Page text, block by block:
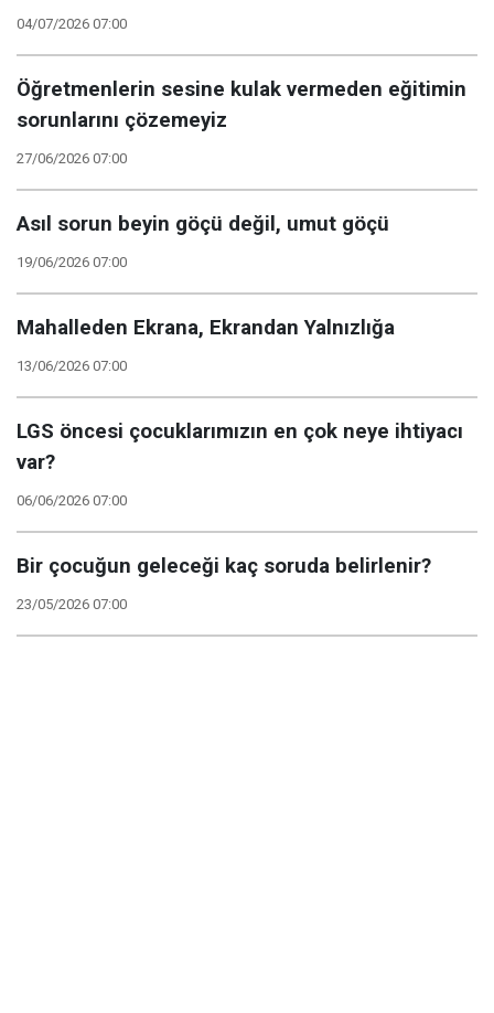
04/07/2026 07:00
Öğretmenlerin sesine kulak vermeden eğitimin
sorunlarını çözemeyiz
27/06/2026 07:00
Asıl sorun beyin göçü değil, umut göçü
19/06/2026 07:00
Mahalleden Ekrana, Ekrandan Yalnızlığa
13/06/2026 07:00
LGS öncesi çocuklarımızın en çok neye ihtiyacı
var?
06/06/2026 07:00
Bir çocuğun geleceği kaç soruda belirlenir?
23/05/2026 07:00